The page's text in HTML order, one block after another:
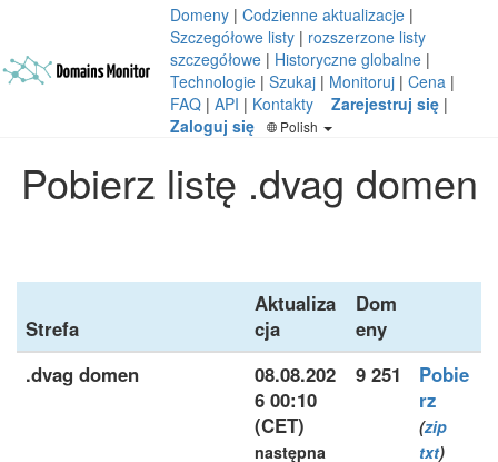
Domeny | Codzienne aktualizacje |
Szczegółowe listy | rozszerzone listy
szczegółowe | Historyczne globalne |
Technologie | Szukaj | Monitoruj | Cena |
FAQ | API | Kontakty Zarejestruj się |
Zaloguj się
Polish
Pobierz listę .dvag domen
Strefa
Aktualiza
cja
Dom
eny
.dvag domen
08.08.202
6 00:10
(CET)
następna
9 251
Pobie
rz
(zip
txt)